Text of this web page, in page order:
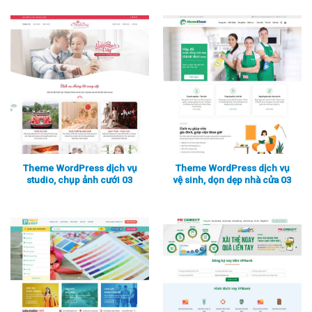
Xem thực tế Xem chi tiết
Theme WordPress dịch vụ
studio, chụp ảnh cưới 03
Xem thực tế Xem chi tiết
Theme WordPress dịch vụ
vệ sinh, dọn dẹp nhà cửa 03